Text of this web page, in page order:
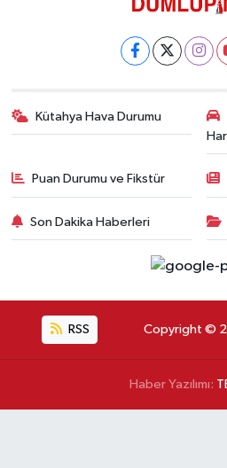
Kütahya Hava Durumu
Puan Durumu ve Fikstür
Son Dakika Haberleri
RSS Copyright ©
Haber Yazılımı: